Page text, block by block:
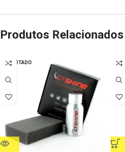
Produtos Relacionados
ESGOTADO